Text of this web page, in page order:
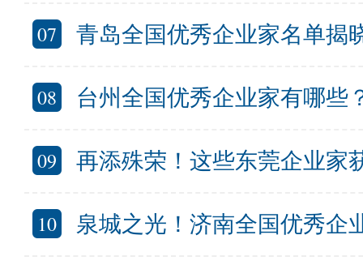
07 青岛全国优秀企业家名单揭晓 看看哪些
08 台州全国优秀企业家有哪些
09 再添殊荣！这些东莞企业家获评“全国优
10 泉城之光！济南全国优秀企